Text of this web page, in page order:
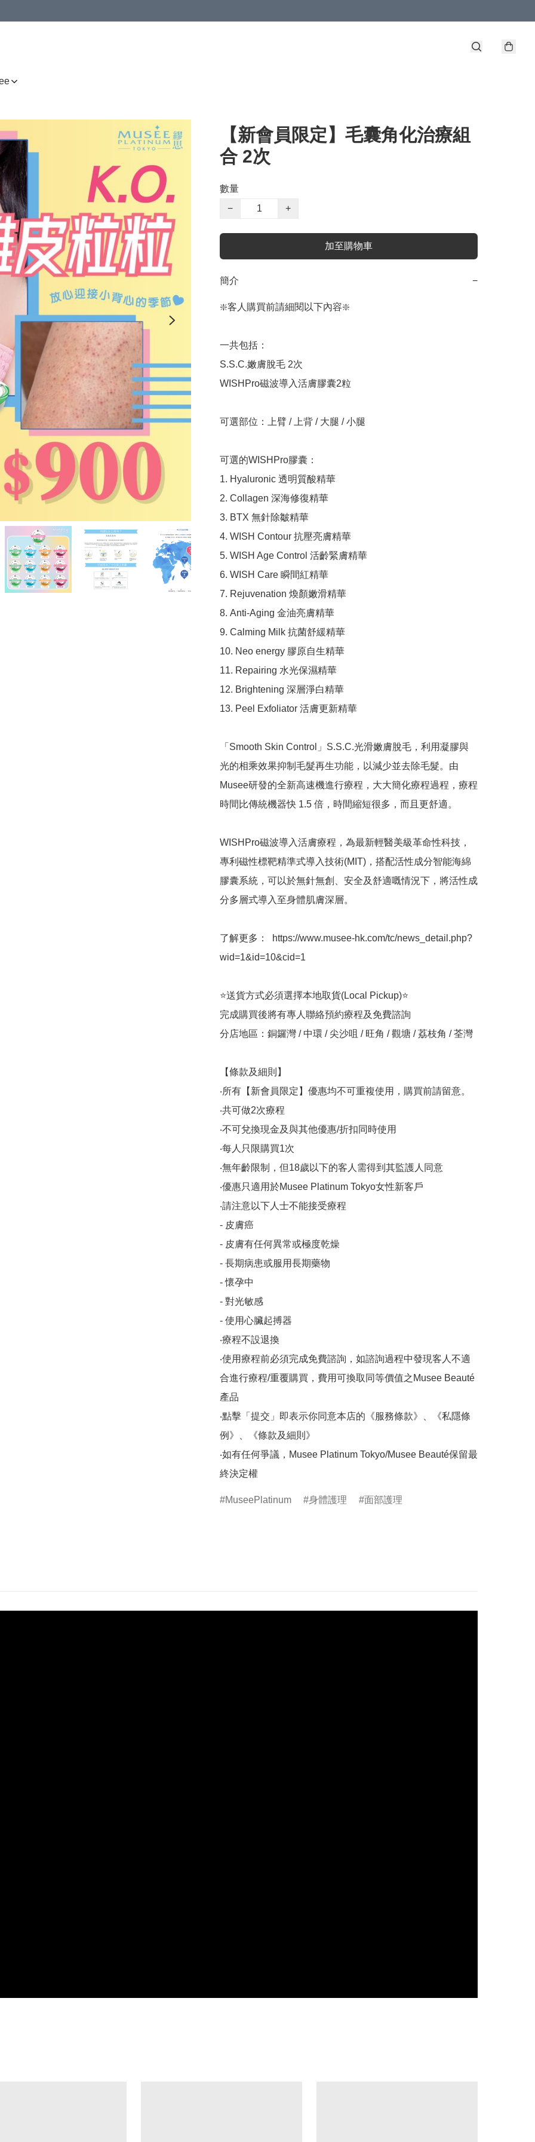
【新會員限定】毛囊角化治療組
合 2次
數量
−
+
加至購物車
簡介 −
❇️客人購買前請細閱以下內容❇️
一共包括：
S.S.C.嫩膚脫毛 2次
WISHPro磁波導入活膚膠囊2粒
可選部位：上臂 / 上背 / 大腿 / 小腿
可選的WISHPro膠囊：
1. Hyaluronic 透明質酸精華
2. Collagen 深海修復精華
3. BTX 無針除皺精華
4. WISH Contour 抗壓亮膚精華
5. WISH Age Control 活齡緊膚精華
6. WISH Care 瞬間紅精華
7. Rejuvenation 煥顏嫩滑精華
8. Anti-Aging 金油亮膚精華
9. Calming Milk 抗菌舒緩精華
10. Neo energy 膠原自生精華
11. Repairing 水光保濕精華
12. Brightening 深層淨白精華
13. Peel Exfoliator 活膚更新精華
「Smooth Skin Control」S.S.C.光滑嫩膚脫毛，利用凝膠與
光的相乘效果抑制毛髮再生功能，以減少並去除毛髮。由
Musee研發的全新高速機進行療程，大大簡化療程過程，療程
時間比傳統機器快 1.5 倍，時間縮短很多，而且更舒適。
WISHPro磁波導入活膚療程，為最新輕醫美級革命性科技，
專利磁性標靶精準式導入技術(MIT)，搭配活性成分智能海綿
膠囊系統，可以於無針無創、安全及舒適嘅情況下，將活性成
分多層式導入至身體肌膚深層。
了解更多：  https://www.musee-hk.com/tc/news_detail.php?
wid=1&id=10&cid=1
⭐送貨方式必須選擇本地取貨(Local Pickup)⭐
完成購買後將有專人聯絡預約療程及免費諮詢
分店地區：銅鑼灣 / 中環 / 尖沙咀 / 旺角 / 觀塘 / 荔枝角 / 荃灣
【條款及細則】
‧所有【新會員限定】優惠均不可重複使用，購買前請留意。
‧共可做2次療程
‧不可兌換現金及與其他優惠/折扣同時使用
‧每人只限購買1次
‧無年齡限制，但18歲以下的客人需得到其監護人同意
‧優惠只適用於Musee Platinum Tokyo女性新客戶
‧請注意以下人士不能接受療程
- 皮膚癌
- 皮膚有任何異常或極度乾燥
- 長期病患或服用長期藥物
- 懷孕中
- 對光敏感
- 使用心臟起搏器
‧療程不設退換
‧使用療程前必須完成免費諮詢，如諮詢過程中發現客人不適
合進行療程/重覆購買，費用可換取同等價值之Musee Beauté
產品
‧點擊「提交」即表示你同意本店的《服務條款》、《私隱條
例》、《條款及細則》
‧如有任何爭議，Musee Platinum Tokyo/Musee Beauté保留最
終決定權
MuseePlatinum 身體護理 面部護理